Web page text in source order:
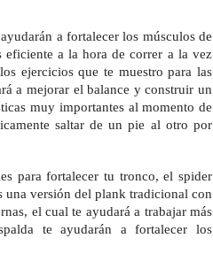
a fortalecer los músculos de
eficiente a la hora de correr a la vez
ejercicios que te muestro para las
a mejorar el balance y construir un
muy importantes al momento de
saltar de un pie al otro por
para fortalecer tu tronco, el spider
una versión del plank tradicional con
el cual te ayudará a trabajar más
te ayudarán a fortalecer los